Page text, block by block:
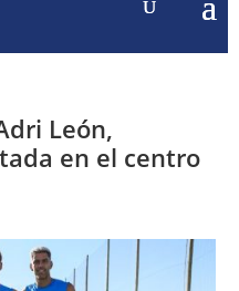
León,
en el centro